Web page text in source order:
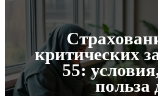
критических
55:
польза